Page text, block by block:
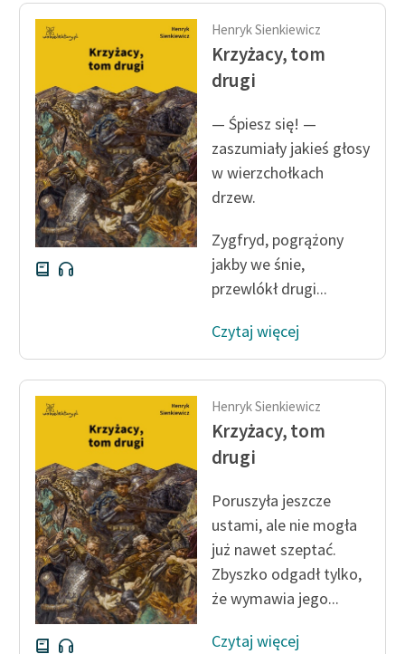
Polityka prywatności
Regulamin biblioteki
Dane fundacji i
sprawozdania finansowe
Regulamin darowizn
Informacja o treściach
wrażliwych
Deklaracja dostępności
Henryk Sienkiewicz
Krzyżacy, tom
drugi
— Śpiesz się! —
zaszumiały jakieś głosy
w wierzchołkach
drzew.
Zygfryd, pogrążony
jakby we śnie,
przewlókł drugi...
Czytaj więcej
Henryk Sienkiewicz
Krzyżacy, tom
drugi
Poruszyła jeszcze
ustami, ale nie mogła
już nawet szeptać.
Zbyszko odgadł tylko,
że wymawia jego...
Czytaj więcej